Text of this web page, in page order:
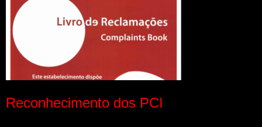
Reconhecimento dos PCI